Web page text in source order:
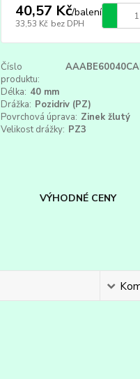
40,57 Kč/balení
33,53 Kč bez DPH
Číslo
produktu:
Délka: 40 mm
Drážka: Pozidriv (PZ)
Povrchová úprava: Zinek žlutý
Velikost drážky: PZ3
VÝHODNÉ CENY